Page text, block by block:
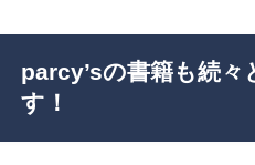
parcy’sの書籍も続々
す！